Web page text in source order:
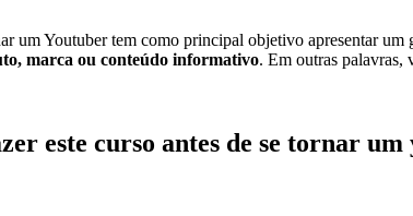
um Youtuber tem como principal objetivo apresentar um
marca ou conteúdo informativo. Em outras palavras,
este curso antes de se tornar